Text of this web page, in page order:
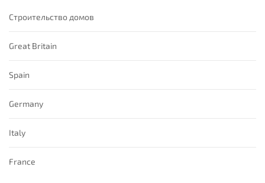
Строительство домов
Great Britain
Spain
Germany
Italy
France